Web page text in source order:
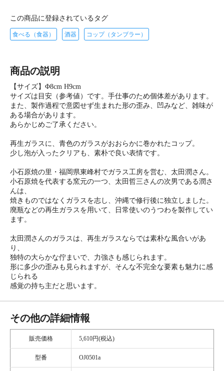
この商品に登録されているタグ
食べる（食器） 酒器 コップ（タンブラー）
商品の説明
【サイズ】Φ8cm H9cm
サイズは目安（参考値）です。手仕事のため個体差があります。
また、製作過程で意図せず生まれた形の歪み、凹みなど、雑味が
ある場合があります。
あらかじめご了承ください。
再生ガラスに、青色のガラスがおおらかに巻かれたコップ。
少し泡が入ったクリアも、素朴で良い表情です。
小石原焼の里・福岡県東峰村でガラス工房を営む、太田潤さん。
小石原焼を代表する窯元の一つ、太田哲三さんの次男である潤さ
んは、
焼きものではなくガラスを志し、沖縄で修行後に独立しました。
廃瓶などの再生ガラスを用いて、日常使いのうつわを製作してい
ます。
太田潤さんのガラスは、再生ガラスならでは素朴な風合いがあ
り、
独特の大らかな佇まいで、力強さも感じられます。
形に多少の歪みも見られますが、そんな不完全な要素も魅力に感
じられる
感覚の持ち主だと思います。
その他の詳細情報
販売価格 5,610円(税込)
型番 OJ0501a